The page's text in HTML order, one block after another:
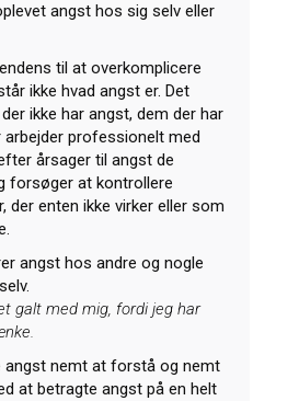
angst hos sig selv eller
til at overkomplicere
ikke hvad angst er. Det
ikke har angst, dem der har
professionelt med
årsager til angst de
forsøger at kontrollere
der enten ikke virker eller som
angst hos andre og nogle
galt med mig, fordi jeg har
angst nemt at forstå og nemt
at betragte angst på en helt